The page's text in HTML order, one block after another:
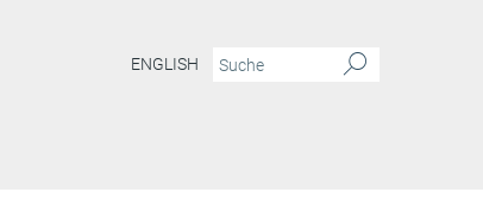
ENGLISH